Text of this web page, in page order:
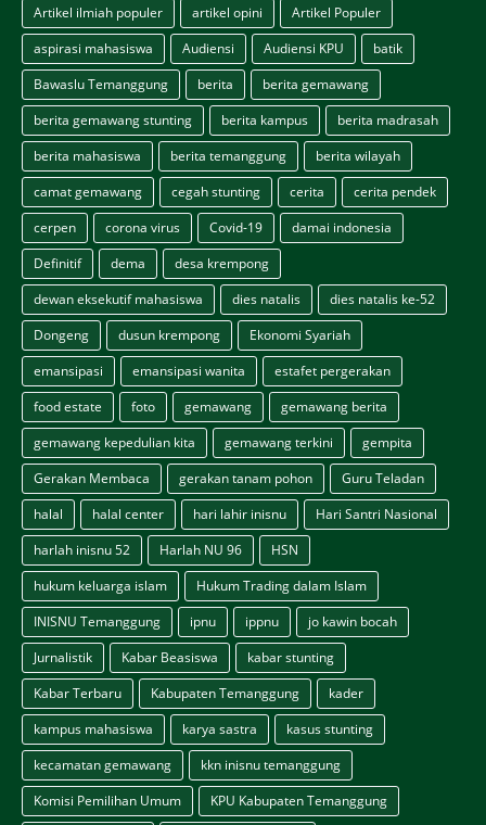
Artikel ilmiah populer
artikel opini
Artikel Populer
aspirasi mahasiswa
Audiensi Audiensi KPU
batik
Bawaslu Temanggung
berita
berita gemawang
berita gemawang stunting
berita kampus
berita madrasah
berita mahasiswa
berita temanggung
berita wilayah
camat gemawang
cegah stunting cerita
cerita pendek
cerpen
corona virus Covid-19
damai indonesia
Definitif
dema
desa krempong
dewan eksekutif mahasiswa
dies natalis
dies natalis ke-52
Dongeng
dusun krempong
Ekonomi Syariah
emansipasi
emansipasi wanita
estafet pergerakan
food estate
foto gemawang
gemawang berita
gemawang kepedulian kita
gemawang terkini
gempita
Gerakan Membaca
gerakan tanam pohon
Guru Teladan
halal
halal center hari lahir inisnu
Hari Santri Nasional
harlah inisnu 52
Harlah NU 96
HSN
hukum keluarga islam
Hukum Trading dalam Islam
INISNU Temanggung
ipnu ippnu
jo kawin bocah
Jurnalistik
Kabar Beasiswa
kabar stunting
Kabar Terbaru
Kabupaten Temanggung
kader
kampus mahasiswa
karya sastra
kasus stunting
kecamatan gemawang
kkn inisnu temanggung
Komisi Pemilihan Umum
KPU Kabupaten Temanggung